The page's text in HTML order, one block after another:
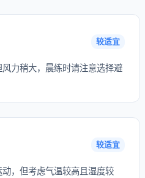
较适宜
力稍大，晨练时请注意选择避
较适宜
，但考虑气温较高且湿度较